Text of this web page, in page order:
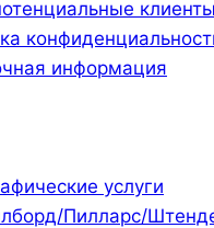
клиенты
информация
услуги
Пилларс/